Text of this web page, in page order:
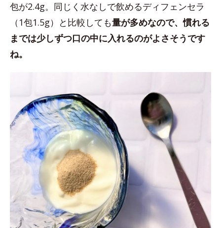
包が2.4g。同じく水なしで飲めるディフェンセラ
（1包1.5g）と比較しても量が多めなので、慣れる
までは少しずつ口の中に入れるのがよさそうです
ね。